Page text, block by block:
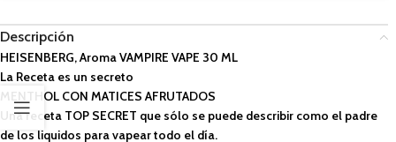
Descripción
HEISENBERG, Aroma VAMPIRE VAPE 30 ML
La Receta es un secreto
MENTHOL CON MATICES AFRUTADOS
Una receta TOP SECRET que sólo se puede describir como el padre
de los liquidos para vapear todo el día.